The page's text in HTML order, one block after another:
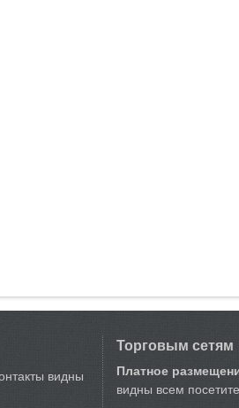
видны
Торговым сетям
Платное
видны всем